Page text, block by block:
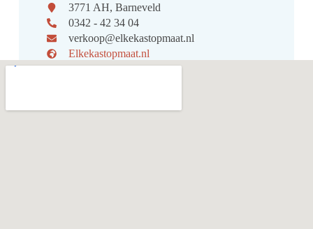
3771 AH, Barneveld
0342 - 42 34 04
verkoop@elkekastopmaat.nl
Elkekastopmaat.nl